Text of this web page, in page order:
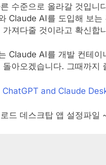
수준으로 올라갈 것입니
Claude AI를 도입해 보
가져다줄 것이라고 확신합
Claude AI를 개발 컨테
돌아오겠습니다. 그때까지
and Claude
드 데스크탑 앱 설정파